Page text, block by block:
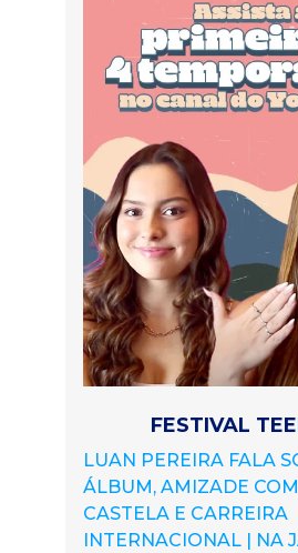
FESTIVAL
LUAN PEREIRA FALA
ÁLBUM, AMIZADE
CASTELA E CARREIRA
INTERNACIONAL | NA